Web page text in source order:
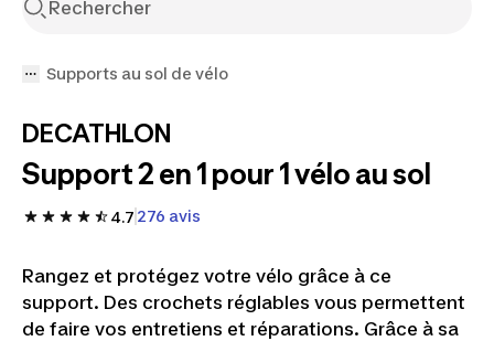
Supports au sol de vélo
DECATHLON
Support 2 en 1 pour 1 vélo au sol
4.7 276 avis
Rangez et protégez votre vélo grâce à ce
support. Des crochets réglables vous permettent
de faire vos entretiens et réparations. Grâce à sa